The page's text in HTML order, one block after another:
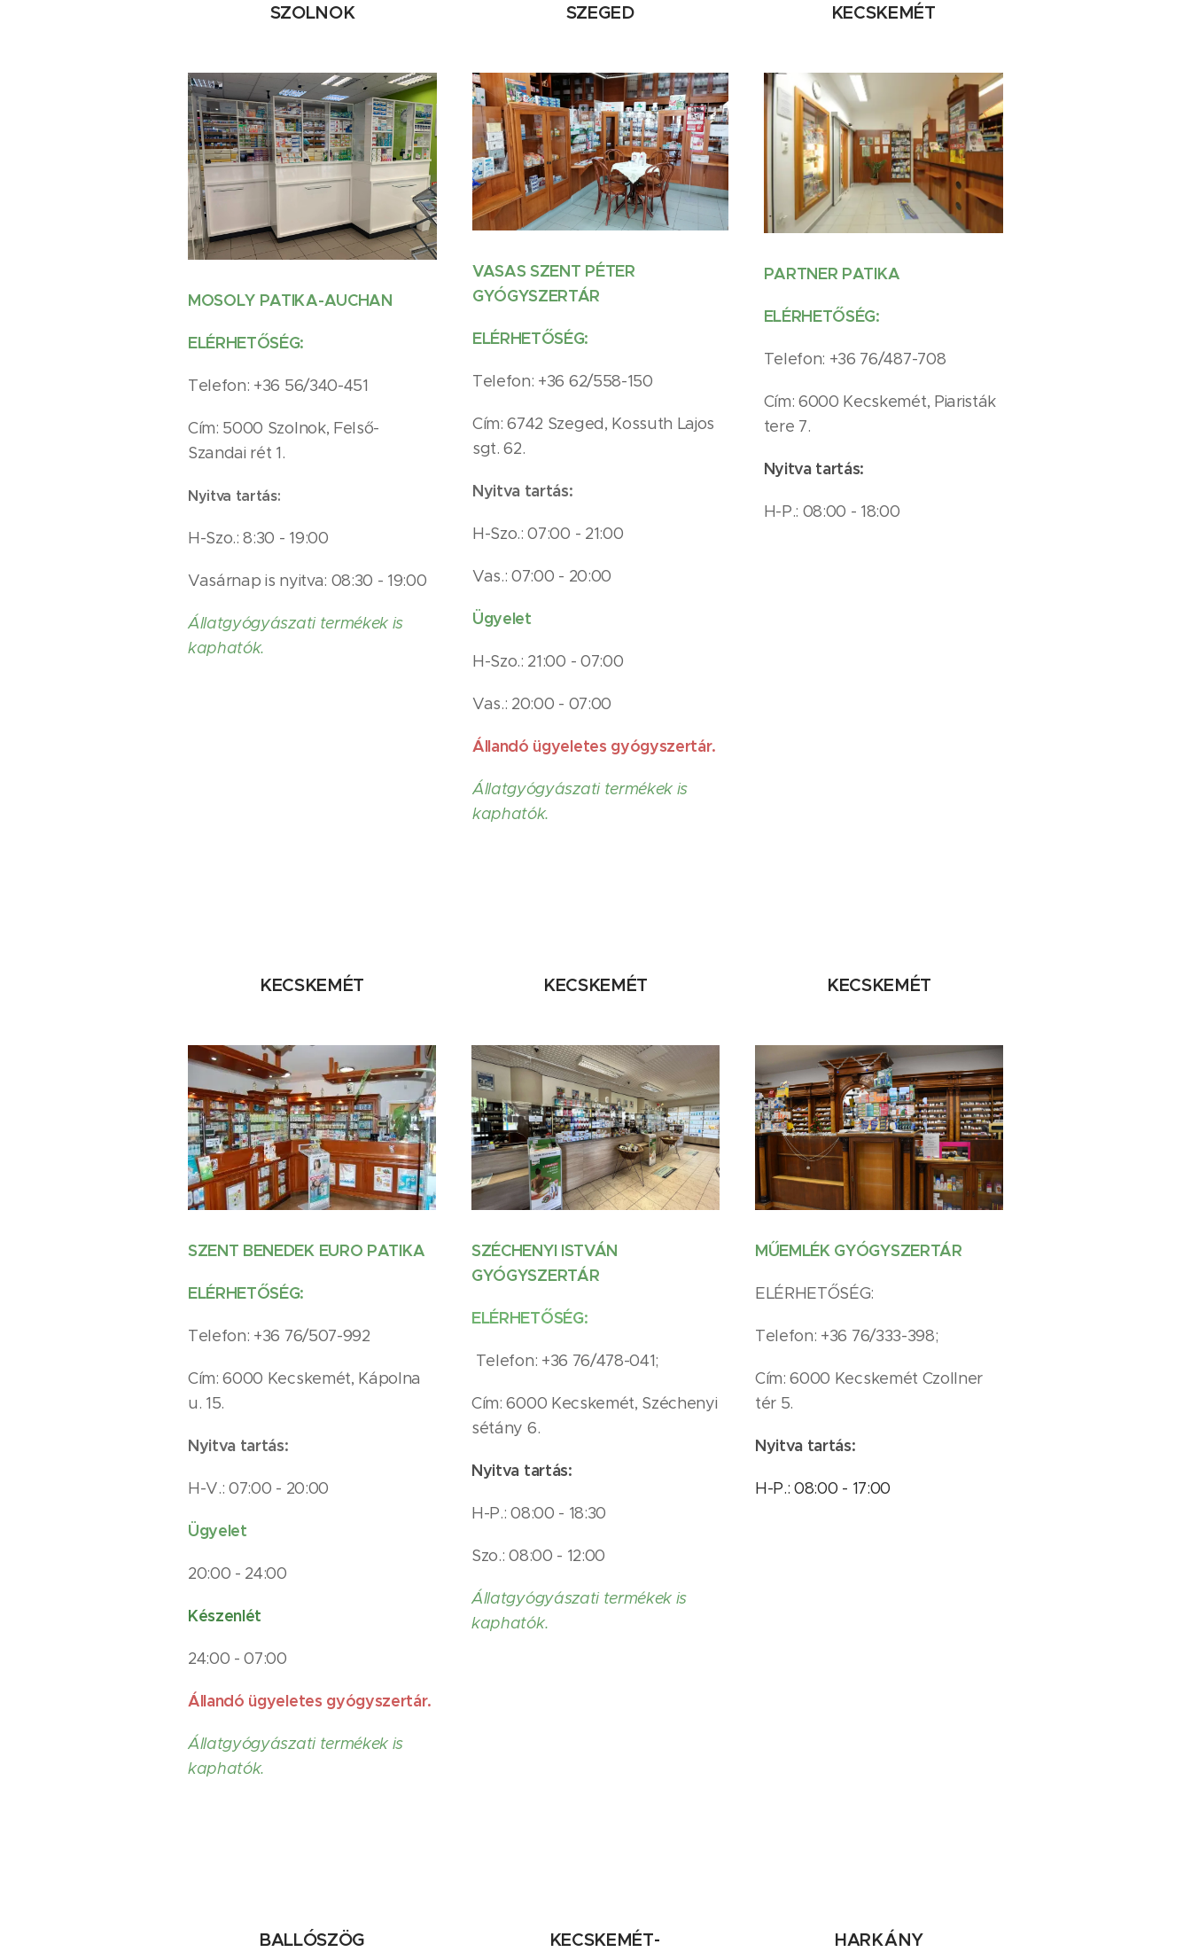
SZOLNOK
MOSOLY PATIKA-AUCHAN
ELÉRHETŐSÉG:
Telefon: +36 56/340-451
Cím: 5000 Szolnok, Felső-
Szandai rét 1.
Nyitva tartás:
H-Szo.: 8:30 - 19:00
Vasárnap is nyitva: 08:30 - 19:00
Állatgyógyászati termékek is
kaphatók.
SZEGED
VASAS SZENT PÉTER
GYÓGYSZERTÁR
ELÉRHETŐSÉG:
Telefon: +36 62/558-150
Cím: 6742 Szeged, Kossuth Lajos
sgt. 62.
Nyitva tartás:
H-Szo.: 07:00 - 21:00
Vas.: 07:00 - 20:00
Ügyelet
H-Szo.: 21:00 - 07:00
Vas.: 20:00 - 07:00
Állandó ügyeletes gyógyszertár.
Állatgyógyászati termékek is
kaphatók.
KECSKEMÉT
PARTNER PATIKA
ELÉRHETŐSÉG:
Telefon: +36 76/487-708
Cím: 6000 Kecskemét, Piaristák
tere 7.
Nyitva tartás:
H-P.: 08:00 - 18:00
KECSKEMÉT
SZENT BENEDEK EURO PATIKA
ELÉRHETŐSÉG:
Telefon: +36 76/507-992
Cím: 6000 Kecskemét, Kápolna
u. 15.
Nyitva tartás:
H-V.: 07:00 - 20:00
Ügyelet
20:00 - 24:00
Készenlét
24:00 - 07:00
Állandó ügyeletes gyógyszertár.
Állatgyógyászati termékek is
kaphatók.
KECSKEMÉT
SZÉCHENYI ISTVÁN
GYÓGYSZERTÁR
ELÉRHETŐSÉG:
Telefon: +36 76/478-041;
Cím: 6000 Kecskemét, Széchenyi
sétány 6.
Nyitva tartás:
H-P.: 08:00 - 18:30
Szo.: 08:00 - 12:00
Állatgyógyászati termékek is
kaphatók.
KECSKEMÉT
MŰEMLÉK GYÓGYSZERTÁR
ELÉRHETŐSÉG:
Telefon: +36 76/333-398;
Cím: 6000 Kecskemét Czollner
tér 5.
Nyitva tartás:
H-P.: 08:00 - 17:00
BALLÓSZÖG KECSKEMÉT- HARKÁNY